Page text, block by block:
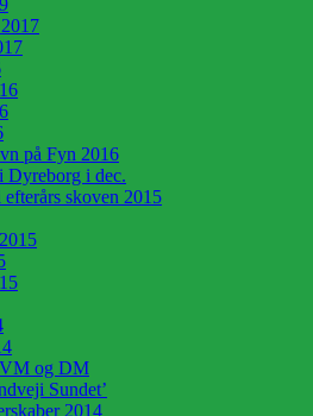
på Fyn 2016
Dyreborg i dec.
skoven 2015
og DM
Sundet’
2014